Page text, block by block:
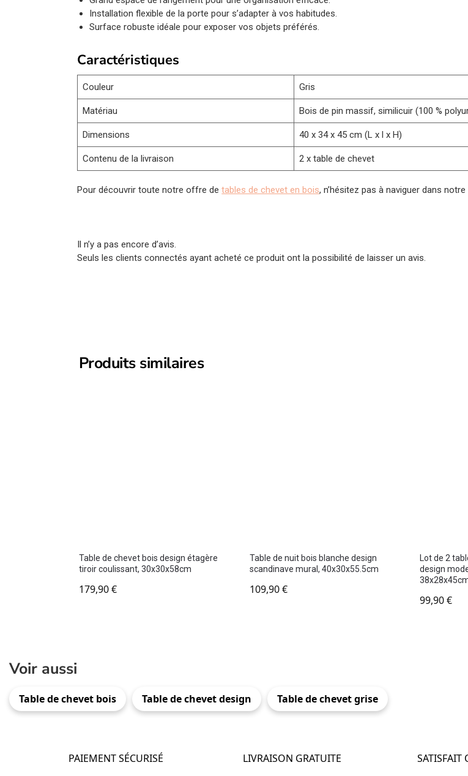
Installation flexible de la porte pour s’adapter à vos habitudes.
Surface robuste idéale pour exposer vos objets préférés.
Caractéristiques
Couleur Gris
Matériau Bois de pin massif, similicuir (100 %
Dimensions 40 x 34 x 45 cm (L x l x H)
Contenu de la livraison 2 x table de chevet
Pour découvrir toute notre offre detables de chevet en bois, n’hésitez pas à naviguer dans
Il n’y a pas encore d’avis.
Seuls les clients connectés ayant acheté ce produit ont la possibilité de laisser un avis.
Produits similaires
Table de chevet bois design étagère
tiroir coulissant, 30x30x58cm
179,90€
Table de nuit bois blanche design
scandinave mural, 40x30x55.5cm
109,90€
Lot de 2
design
99,90€
Voir aussi
Table de chevet bois Table de chevet design Table de chevet grise
PAIEMENT SÉCURISÉ
LIVRAISON GRATUITE
SATISFAIT